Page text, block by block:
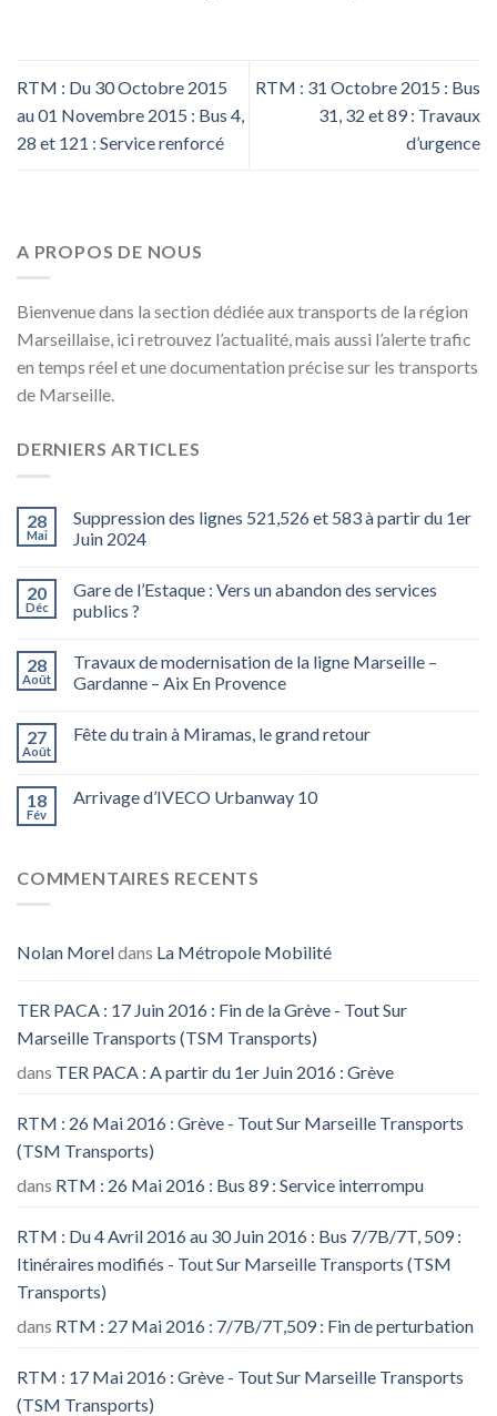
RTM : Du 30 Octobre 2015
au 01 Novembre 2015 : Bus 4,
28 et 121 : Service renforcé
RTM : 31 Octobre 2015 : Bus
31, 32 et 89 : Travaux
d’urgence
A PROPOS DE NOUS
Bienvenue dans la section dédiée aux transports de la région
Marseillaise, ici retrouvez l’actualité, mais aussi l’alerte trafic
en temps réel et une documentation précise sur les transports
de Marseille.
DERNIERS ARTICLES
28
Mai
Suppression des lignes 521,526 et 583 à partir du 1er
Juin 2024
20
Déc
Gare de l’Estaque : Vers un abandon des services
publics ?
28
Août
Travaux de modernisation de la ligne Marseille –
Gardanne – Aix En Provence
27
Août
Fête du train à Miramas, le grand retour
18
Fév
Arrivage d’IVECO Urbanway 10
COMMENTAIRES RECENTS
Nolan Moreldans La Métropole Mobilité
TER PACA : 17 Juin 2016 : Fin de la Grève - Tout Sur
Marseille Transports (TSM Transports)
dans TER PACA : A partir du 1er Juin 2016 : Grève
RTM : 26 Mai 2016 : Grève - Tout Sur Marseille Transports
(TSM Transports)
dans RTM : 26 Mai 2016 : Bus 89 : Service interrompu
RTM : Du 4 Avril 2016 au 30 Juin 2016 : Bus 7/7B/7T, 509 :
Itinéraires modifiés - Tout Sur Marseille Transports (TSM
Transports)
dans RTM : 27 Mai 2016 : 7/7B/7T,509 : Fin de perturbation
RTM : 17 Mai 2016 : Grève - Tout Sur Marseille Transports
(TSM Transports)